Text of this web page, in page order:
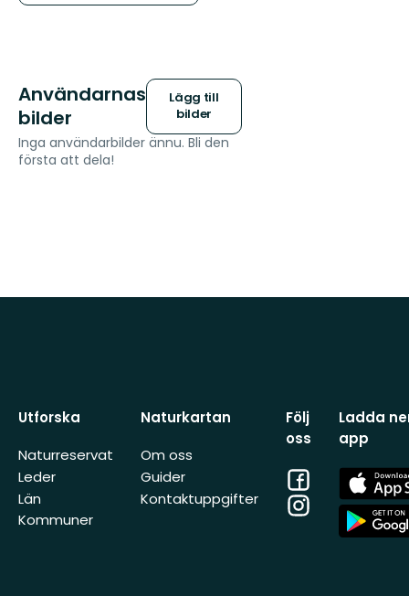
Användarnas
bilder
Lägg till
bilder
Inga användarbilder ännu. Bli den
första att dela!
Utforska
Naturreservat
Leder
Län
Kommuner
Naturkartan
Om oss
Guider
Kontaktuppgifter
Följ
oss
Facebook
Instagram
Ladda
app
App
Store
App
Store